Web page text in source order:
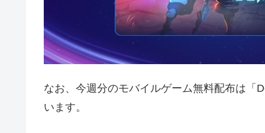
なお、今週分のモバイルゲーム無料配布は「
います。